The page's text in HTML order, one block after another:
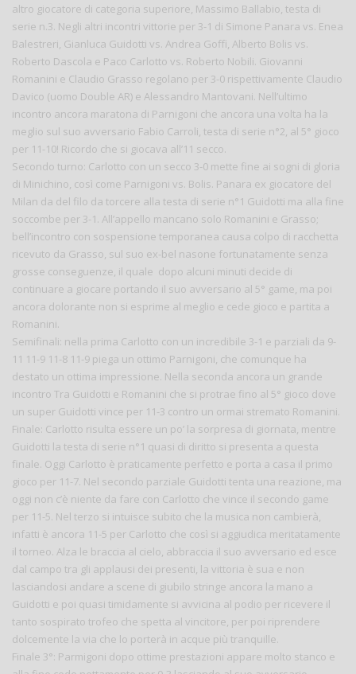
altro giocatore di categoria superiore, Massimo Ballabio, testa di
serie n.3. Negli altri incontri vittorie per 3-1 di Simone Panara vs. Enea
Balestreri, Gianluca Guidotti vs. Andrea Goffi, Alberto Bolis vs.
Roberto Dascola e Paco Carlotto vs. Roberto Nobili. Giovanni
Romanini e Claudio Grasso regolano per 3-0 rispettivamente Claudio
Davico (uomo Double AR) e Alessandro Mantovani. Nell’ultimo
incontro ancora maratona di Parnigoni che ancora una volta ha la
meglio sul suo avversario Fabio Carroli, testa di serie n°2, al 5° gioco
per 11-10! Ricordo che si giocava all’11 secco.
Secondo turno: Carlotto con un secco 3-0 mette fine ai sogni di gloria
di Minichino, così come Parnigoni vs. Bolis. Panara ex giocatore del
Milan da del filo da torcere alla testa di serie n°1 Guidotti ma alla fine
soccombe per 3-1. All’appello mancano solo Romanini e Grasso;
bell’incontro con sospensione temporanea causa colpo di racchetta
ricevuto da Grasso, sul suo ex-bel nasone fortunatamente senza
grosse conseguenze, il quale dopo alcuni minuti decide di
continuare a giocare portando il suo avversario al 5° game, ma poi
ancora dolorante non si esprime al meglio e cede gioco e partita a
Romanini.
Semifinali: nella prima Carlotto con un incredibile 3-1 e parziali da 9-
11 11-9 11-8 11-9 piega un ottimo Parnigoni, che comunque ha
destato un ottima impressione. Nella seconda ancora un grande
incontro Tra Guidotti e Romanini che si protrae fino al 5° gioco dove
un super Guidotti vince per 11-3 contro un ormai stremato Romanini.
Finale: Carlotto risulta essere un po’ la sorpresa di giornata, mentre
Guidotti la testa di serie n°1 quasi di diritto si presenta a questa
finale. Oggi Carlotto è praticamente perfetto e porta a casa il primo
gioco per 11-7. Nel secondo parziale Guidotti tenta una reazione, ma
oggi non c’è niente da fare con Carlotto che vince il secondo game
per 11-5. Nel terzo si intuisce subito che la musica non cambierà,
infatti è ancora 11-5 per Carlotto che così si aggiudica meritatamente
il torneo. Alza le braccia al cielo, abbraccia il suo avversario ed esce
dal campo tra gli applausi dei presenti, la vittoria è sua e non
lasciandosi andare a scene di giubilo stringe ancora la mano a
Guidotti e poi quasi timidamente si avvicina al podio per ricevere il
tanto sospirato trofeo che spetta al vincitore, per poi riprendere
dolcemente la via che lo porterà in acque più tranquille.
Finale 3°: Parmigoni dopo ottime prestazioni appare molto stanco e